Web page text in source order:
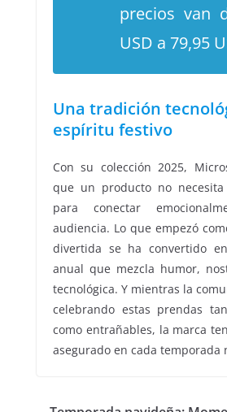
precios van
USD a 79,95
Una tradición
espíritu festivo
Con su colección 2025,
que un producto no necesita
para conectar
audiencia. Lo que empezó
divertida se ha convertido
anual que mezcla humor,
tecnológica. Y mientras la
celebrando estas prendas
como entrañables, la marca
asegurado en cada temporada